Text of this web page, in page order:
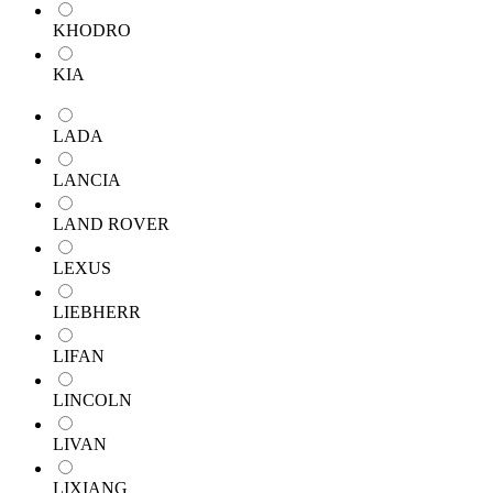
KHODRO
KIA
LADA
LANCIA
LAND ROVER
LEXUS
LIEBHERR
LIFAN
LINCOLN
LIVAN
LIXIANG